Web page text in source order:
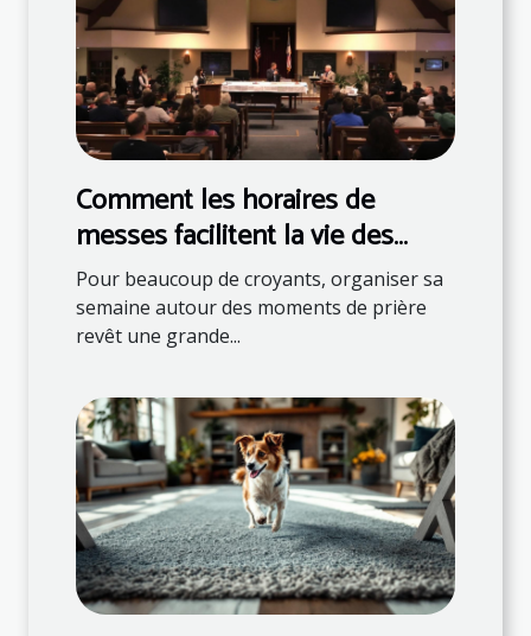
Comment les horaires de
messes facilitent la vie des
fidèles ?
Pour beaucoup de croyants, organiser sa
semaine autour des moments de prière
revêt une grande...